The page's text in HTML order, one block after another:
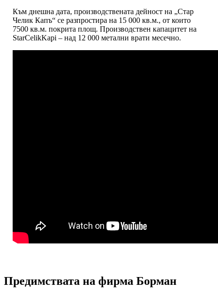
Към днешна дата, производствената дейност на „Стар
Челик Капъ“ се разпростира на 15 000 кв.м., от които
7500 кв.м. покрита площ. Производствен капацитет на
StarCelikKapi – над 12 000 метални врати месечно.
Предимствата на фирма Борман